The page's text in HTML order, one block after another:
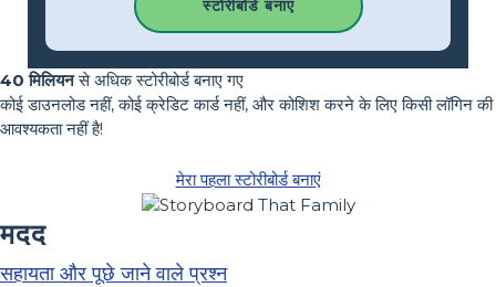
स्टोरीबोर्ड बनाएं
40 मिलियनसे अधिक स्टोरीबोर्ड बनाए गए
कोई डाउनलोड नहीं, कोई क्रेडिट कार्ड नहीं, और कोशिश करने के लिए किसी लॉगिन की
आवश्यकता नहीं है!
मेरा पहला स्टोरीबोर्ड बनाएं
मदद
सहायता और पूछे जाने वाले प्रश्न